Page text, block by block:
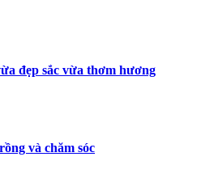
đẹp sắc vừa thơm hương
và chăm sóc